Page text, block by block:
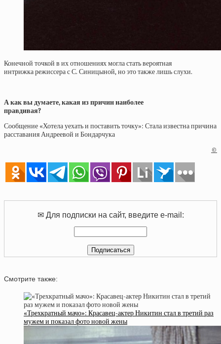
Конечной точкой в их отношениях могла стать вероятная
интрижка режиссера с С. Синицыной, но это также лишь слухи.
А как вы думаете, какая из причин наиболее
правдивая?
Сообщение «Хотела уехать и поставить точку»: Стала известна причина
расставания Андреевой и Бондарчука
©
✉ Для подписки на сайт, введите e-mail:
Смотрите также:
«Трехкратный мачо»: Красавец-актер Никитин стал в третий раз
мужем и показал фото новой жены